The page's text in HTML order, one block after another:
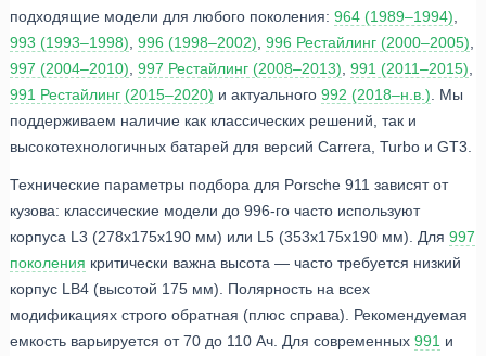
подходящие модели для любого поколения: 964 (1989–1994)
993 (1993–1998) 996 (1998–2002) 996 Рестайлинг (2000–2005)
997 (2004–2010) 997 Рестайлинг (2008–2013) 991 (2011–2015)
991 Рестайлинг (2015–2020) и актуального 992 (2018–н.в.) . Мы
поддерживаем наличие как классических решений, так и
высокотехнологичных батарей для версий Carrera, Turbo и GT3.
Технические параметры подбора для Porsche 911 зависят от
кузова: классические модели до 996-го часто используют
корпуса L3 (278x175x190 мм) или L5 (353x175x190 мм). Для 997
поколения критически важна высота — часто требуется низкий
корпус LB4 (высотой 175 мм). Полярность на всех
модификациях строго обратная (плюс справа). Рекомендуемая
емкость варьируется от 70 до 110 Ач. Для современных 991 и